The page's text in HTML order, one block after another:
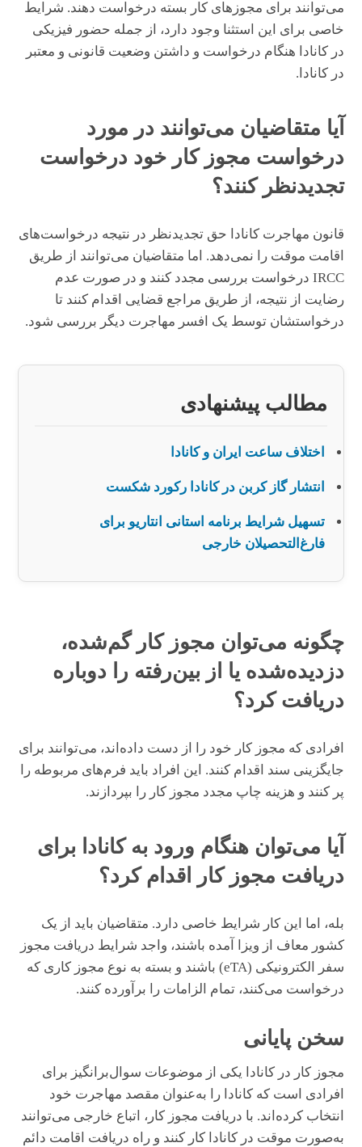
می‌توانند برای مجوزهای کار بسته درخواست دهند. شرایط
خاصی برای این استثنا وجود دارد، از جمله حضور فیزیکی
در کانادا هنگام درخواست و داشتن وضعیت قانونی و معتبر
در کانادا.
آیا متقاضیان می‌توانند در مورد
درخواست مجوز کار خود درخواست
تجدیدنظر کنند؟
قانون مهاجرت کانادا حق تجدیدنظر در نتیجه درخواست‌های
اقامت موقت را نمی‌دهد. اما متقاضیان می‌توانند از طریق
IRCC درخواست بررسی مجدد کنند و در صورت عدم
رضایت از نتیجه، از طریق مراجع قضایی اقدام کنند تا
درخواستشان توسط یک افسر مهاجرت دیگر بررسی شود.
مطالب پیشنهادی
اختلاف ساعت ایران و کانادا
انتشار گاز کربن در کانادا رکورد شکست
تسهیل شرایط برنامه استانی انتاریو برای
فارغ‌التحصیلان خارجی
چگونه می‌توان مجوز کار گم‌شده،
دزدیده‌شده یا از بین‌رفته را دوباره
دریافت کرد؟
افرادی که مجوز کار خود را از دست داده‌اند، می‌توانند برای
جایگزینی سند اقدام کنند. این افراد باید فرم‌های مربوطه را
پر کنند و هزینه چاپ مجدد مجوز کار را بپردازند.
آیا می‌توان هنگام ورود به کانادا برای
دریافت مجوز کار اقدام کرد؟
بله، اما این کار شرایط خاصی دارد. متقاضیان باید از یک
کشور معاف از ویزا آمده باشند، واجد شرایط دریافت مجوز
سفر الکترونیکی (eTA) باشند و بسته به نوع مجوز کاری که
درخواست می‌کنند، تمام الزامات را برآورده کنند.
سخن پایانی
مجوز کار در کانادا یکی از موضوعات سوال‌برانگیز برای
افرادی است که کانادا را به‌عنوان مقصد مهاجرت خود
انتخاب کرده‌اند. با دریافت مجوز کار، اتباع خارجی می‌توانند
به‌صورت موقت در کانادا کار کنند و راه دریافت اقامت دائم